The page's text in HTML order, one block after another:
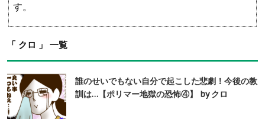
す。
「 クロ 」 一覧
誰のせいでもない自分で起こした悲劇！今後の教
訓は…【ポリマー地獄の恐怖④】 by クロ